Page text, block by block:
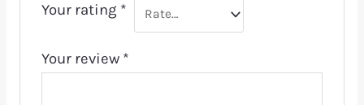
Your rating *
Your review *